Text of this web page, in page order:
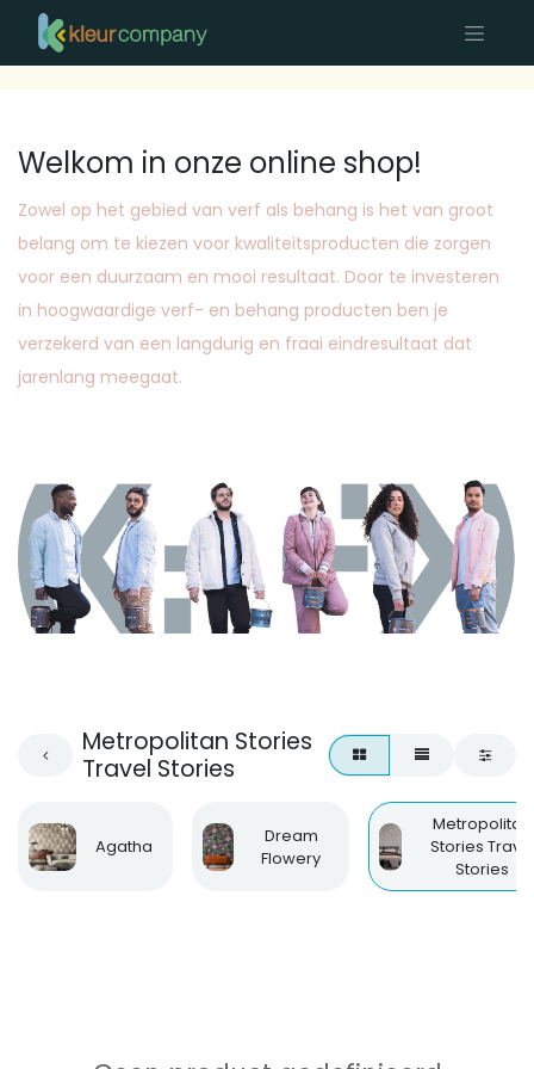
Welkom in onze online shop!
Zowel op het gebied van verf als behang is het van groot
belang om te kiezen voor kwaliteitsproducten die zorgen
voor een duurzaam en mooi resultaat. Door te investeren
in hoogwaardige verf- en behang producten ben je
verzekerd van een langdurig en fraai eindresultaat dat
jarenlang meegaat.
Metropolitan Stories
Travel Stories
Agatha
Dream
Flowery
Metropolitan
Stories Travel
Stories